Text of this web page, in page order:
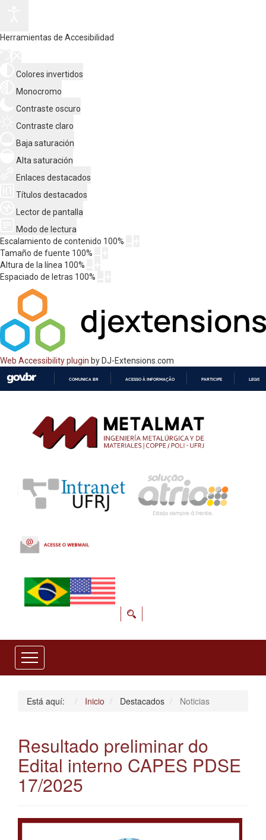
Herramientas de Accesibilidad
Colores invertidos
Monocromo
Contraste oscuro
Contraste claro
Baja saturación
Alta saturación
Enlaces destacados
Títulos destacados
Lector de pantalla
Modo de lectura
Escalamiento de contenido 100%
Tamaño de fuente 100%
Altura de la línea 100%
Espaciado de letras 100%
Web Accessibility plugin by DJ-Extensions.com
CONTEÚDO
COMUNICA BR ACESSO À INFORMAÇÃO PARTICIPE
Está aquí: Inicio Destacados Noticias
Resultado preliminar do
Edital interno CAPES PDSE
17/2025